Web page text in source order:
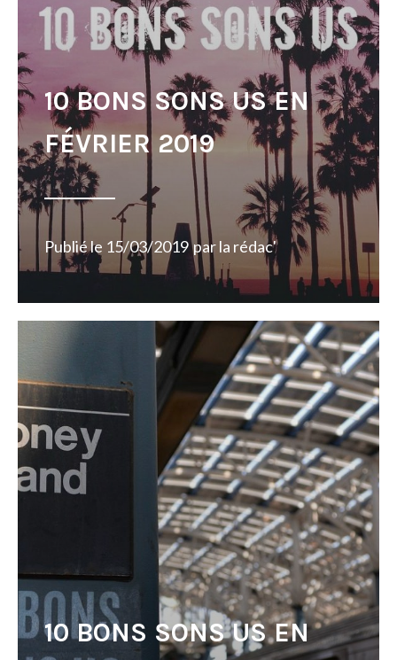
10 BONS SONS US EN
FÉVRIER 2019
Publié le 15/03/2019 parla rédac'
10 BONS SONS US EN